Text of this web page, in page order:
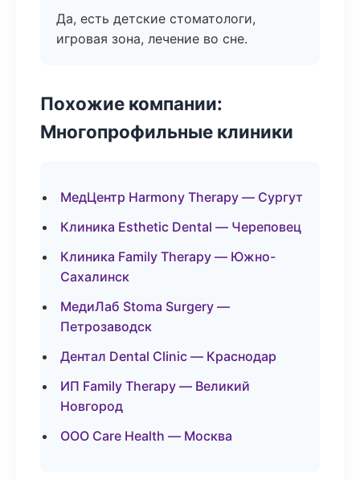
Да, есть детские стоматологи,
игровая зона, лечение во сне.
Похожие компании:
Многопрофильные клиники
МедЦентр Harmony Therapy — Сургут
Клиника Esthetic Dental — Череповец
Клиника Family Therapy — Южно-
Сахалинск
МедиЛаб Stoma Surgery —
Петрозаводск
Дентал Dental Clinic — Краснодар
ИП Family Therapy — Великий
Новгород
ООО Care Health — Москва